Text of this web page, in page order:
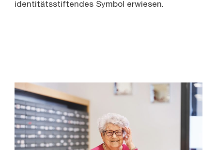
identitätsstiftendes Symbol erwiesen.